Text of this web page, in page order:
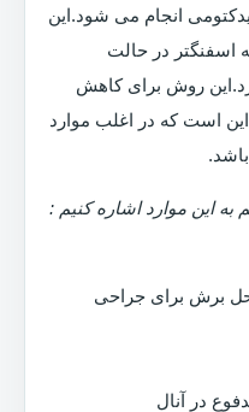
انجام می شود.این
اسفنگتر در حالت
روش برای کاهش
است که در اغلب موارد
این موارد اشاره کنیم :
برش برای جراحی
در آنال